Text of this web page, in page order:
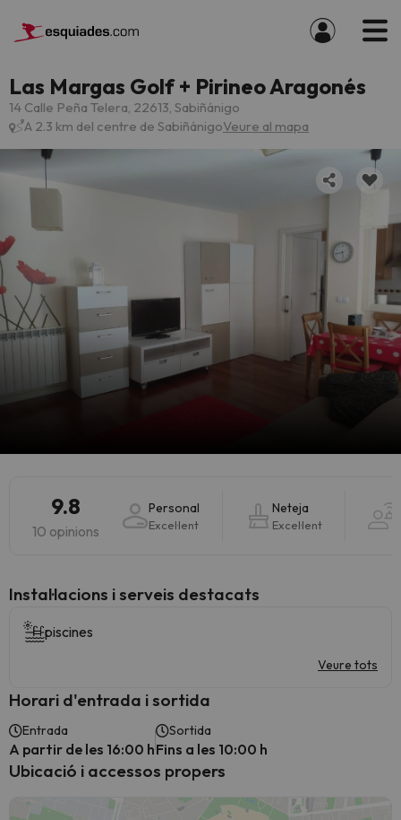
Las Margas Golf + Pirineo Aragonés
14 Calle Peña Telera, 22613, Sabiñánigo
A 2.3 km del centre de SabiñánigoVeure al mapa
9.8
10 opinions
Personal
Excel·lent
Neteja
Excel·lent
Instal·lacions i serveis destacats
piscines
Veure tots
Horari d'entrada i sortida
Entrada
A partir de les 16:00 h
Sortida
Fins a les 10:00 h
Ubicació i accessos propers